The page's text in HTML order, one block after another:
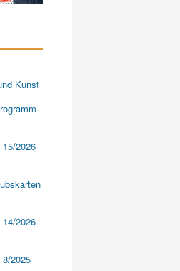
Kunst
2026
2026
2025